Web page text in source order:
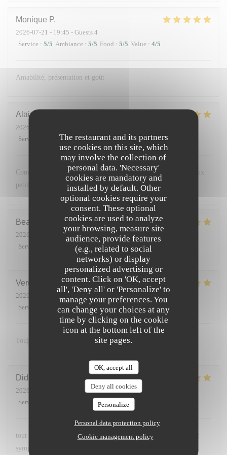
The restaurant and its partners
use cookies on this site, which
may involve the collection of
personal data. 'Necessary'
cookies are mandatory and
installed by default. Other
optional cookies require your
consent. These optional
cookies are used to analyze
your browsing, measure site
audience, provide features
(e.g., related to social
networks) or display
personalized advertising or
content. Click on 'OK, accept
all', 'Deny all' or 'Personalize' to
manage your preferences. You
can change your choices at any
time by clicking on the cookie
icon at the bottom left of the
site pages.
OK, accept all
Deny all cookies
Personalize
Personal data protection policy
Cookie management policy
Monique P
2026-07-21 - 19:45 - Guests 4
Service : 5/5 Ambiance : 5/5 Food : 5/5 Value : 4/5
Amabilité, présentation et goût
Alain
2026-07-07
Service
Ambiance: 5/5 Food: 5/5 Value: 5/5
Comme d'habitude...Parfait ! Accueil chaleureux et personnel aux
petits soins. On se régale.
Beatrice
2026-05-28
- 13:15 - Guests 2
Service
Ambiance : /5 Food: 5/5 Value:
Veronique
2026-06-28
- 12:30 - Guests 5
Service
Ambiance: 5/5 Food: 5/5 Value : 5 /5
Toujours excellent et un accueil chaleureux 🥰
Didier
2026-06-26
- 20:15 - Guests 4
Service
/5 Food: 5/5 Value
tout était parfait les plats étaient délicieux et le service parfait et
sympathique